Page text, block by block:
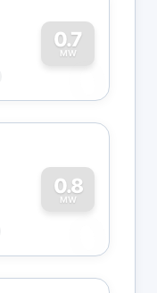
0.7
MW
0
0.8
MW
0